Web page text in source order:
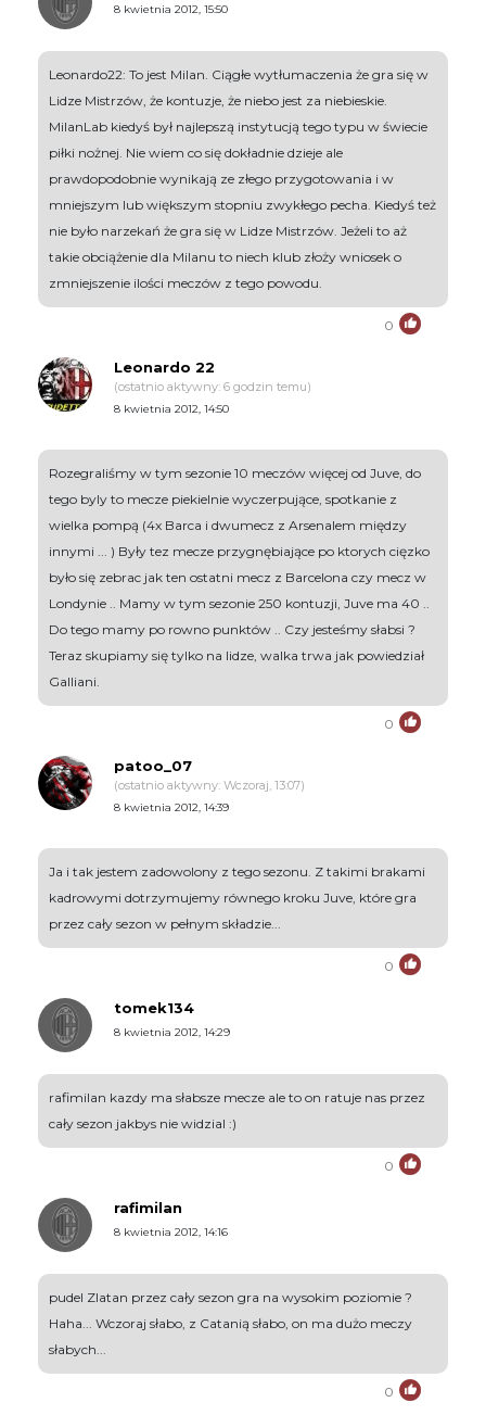
8 kwietnia 2012, 15:50
Leonardo22: To jest Milan. Ciągłe wytłumaczenia że gra się w
Lidze Mistrzów, że kontuzje, że niebo jest za niebieskie.
MilanLab kiedyś był najlepszą instytucją tego typu w świecie
piłki nożnej. Nie wiem co się dokładnie dzieje ale
prawdopodobnie wynikają ze złego przygotowania i w
mniejszym lub większym stopniu zwykłego pecha. Kiedyś też
nie było narzekań że gra się w Lidze Mistrzów. Jeżeli to aż
takie obciążenie dla Milanu to niech klub złoży wniosek o
zmniejszenie ilości meczów z tego powodu.
0
Leonardo 22
(ostatnio aktywny: 6 godzin temu)
8 kwietnia 2012, 14:50
Rozegraliśmy w tym sezonie 10 meczów więcej od Juve, do
tego byly to mecze piekielnie wyczerpujące, spotkanie z
wielka pompą (4x Barca i dwumecz z Arsenalem między
innymi ... ) Były tez mecze przygnębiające po ktorych cięzko
było się zebrac jak ten ostatni mecz z Barcelona czy mecz w
Londynie .. Mamy w tym sezonie 250 kontuzji, Juve ma 40 ..
Do tego mamy po rowno punktów .. Czy jesteśmy słabsi ?
Teraz skupiamy się tylko na lidze, walka trwa jak powiedział
Galliani.
0
patoo_07
(ostatnio aktywny: Wczoraj, 13:07)
8 kwietnia 2012, 14:39
Ja i tak jestem zadowolony z tego sezonu. Z takimi brakami
kadrowymi dotrzymujemy równego kroku Juve, które gra
przez cały sezon w pełnym składzie...
0
tomek134
8 kwietnia 2012, 14:29
rafimilan kazdy ma słabsze mecze ale to on ratuje nas przez
cały sezon jakbys nie widzial :)
0
rafimilan
8 kwietnia 2012, 14:16
pudel Zlatan przez cały sezon gra na wysokim poziomie ?
Haha... Wczoraj słabo, z Catanią słabo, on ma dużo meczy
słabych...
0